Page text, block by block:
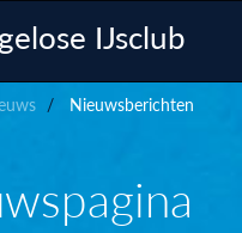
IJsclub
Nieuwsberichten